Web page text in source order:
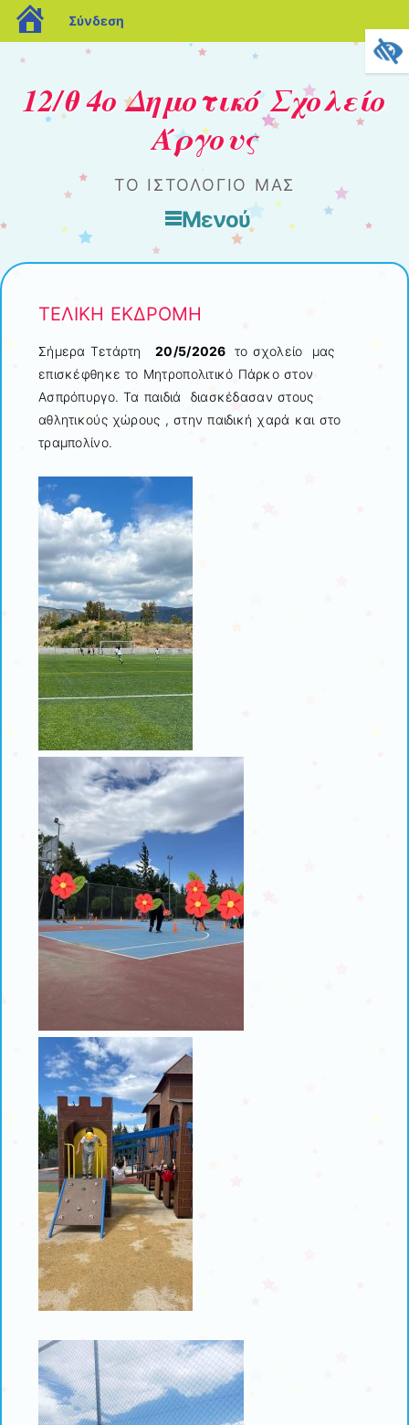
blogs.sch.gr
Σύνδεση
12/θ 4o Δημοτικό Σχολείο
Άργους
ΤΟ ΙΣΤΟΛΌΓΙΌ ΜΑΣ
Μενού
Μετάβαση στο περιεχόμενο
ΤΕΛΙΚΗ ΕΚΔΡΟΜΗ
Σήμερα Τετάρτη20/5/2026 το σχολείο μας
επισκέφθηκε το Μητροπολιτικό Πάρκο στον
Ασπρόπυργο. Τα παιδιά διασκέδασαν στους
αθλητικούς χώρους , στην παιδική χαρά και στο
τραμπολίνο.